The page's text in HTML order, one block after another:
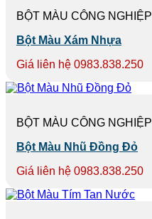
BỘT MÀU CÔNG NGHIỆP
Bột Màu Xám Nhựa
Giá liên hệ 0983.838.250
BỘT MÀU CÔNG NGHIỆP
Bột Màu Nhũ Đồng Đỏ
Giá liên hệ 0983.838.250